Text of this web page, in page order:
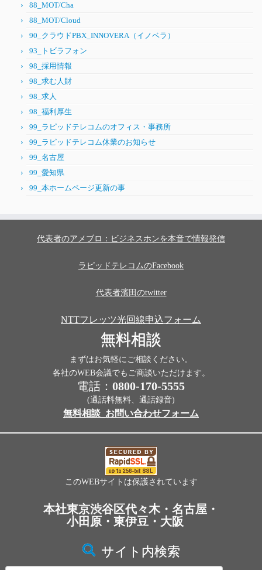
88_MOT/Cha
88_MOT/Cloud
90_クラウドPBX_INNOVERA（イノベラ）
93_トビラフォン
98_採用情報
98_求む人財
98_求人
98_福利厚生
99_ラピッドテレコムのオフィス・事務所
99_ラピッドテレコム休業のお知らせ
99_名古屋
99_愛知県
99_本ホームページ更新の事
代表者のアメブロ：ビジネスホンを本音で情報発信
ラピッドテレコムのFacebook
代表者濱田のtwitter
NTTフレッツ光回線申込フォーム
無料相談
まずはお気軽にご相談ください。
各社のWEB会議でもご商談いただけます。
電話： 0800-170-5555
(通話料無料、通話録音)
無料相談_お問い合わせフォーム
このWEBサイトは保護されています
本社東京渋谷区代々木・名古屋・
小田原・東伊豆・大阪
サイト内検索